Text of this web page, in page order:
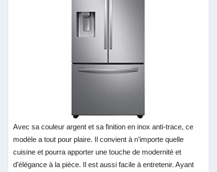
Avec sa couleur argent et sa finition en inox anti-trace, ce
modèle a tout pour plaire. Il convient à n’importe quelle
cuisine et pourra apporter une touche de modernité et
d’élégance à la pièce. Il est aussi facile à entretenir. Ayant